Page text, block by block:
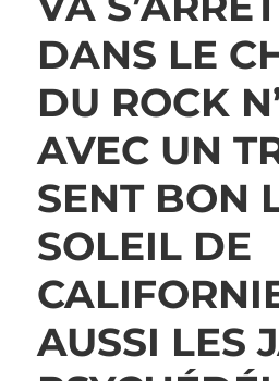
DANS LE
DU ROCK
AVEC UN
SENT BON
SOLEIL DE
AUSSI LES